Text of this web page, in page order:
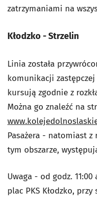
zatrzymaniami na
Kłodzko - Strzelin
Linia została
komunikacji
kursują zgodnie z
Można go znaleźć na
Pasażera - natomiast
tym obszarze,
Uwaga - od godz.
plac PKS Kłodzko,